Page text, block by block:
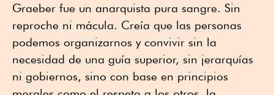
Graeber fue un anarquista pura sangre. Sin
reproche ni mácula. Creía que las personas
podemos organizarnos y convivir sin la
necesidad de una guía superior, sin jerarquías
ni gobiernos, sino con base en principios